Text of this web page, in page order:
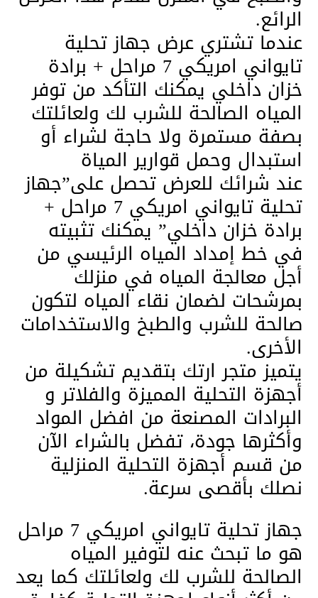
الرائع.
عندما تشتري عرض جهاز تحلية
تايواني امريكي 7 مراحل + برادة
خزان داخلي يمكنك التأكد من توفر
المياه الصالحة للشرب لك ولعائلتك
بصفة مستمرة ولا حاجة لشراء أو
استبدال وحمل قوارير المياة
عند شرائك للعرض تحصل على”جهاز
تحلية تايواني امريكي 7 مراحل +
برادة خزان داخلي” يمكنك تثبيته
في خط إمداد المياه الرئيسي من
أجل معالجة المياه في منزلك
بمرشحات لضمان نقاء المياه لتكون
صالحة للشرب والطبخ والاستخدامات
الأخرى.
يتميز متجر ارتك بتقديم تشكيلة من
أجهزة التحلية المميزة والفلاتر و
البرادات المصنعة من افضل المواد
وأكثرها جودة، تفضل بالشراء الآن
من قسم أجهزة التحلية المنزلية
نصلك بأقصى سرعة.
جهاز تحلية تايواني امريكي 7 مراحل
هو ما تبحث عنه لتوفير المياه
الصالحة للشرب لك ولعائلتك كما يعد